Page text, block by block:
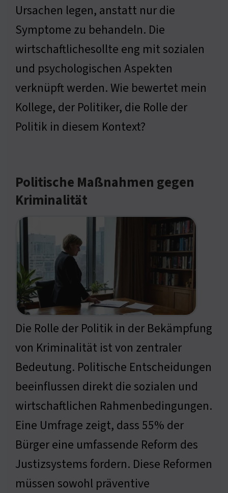
Ursachen legen, anstatt nur die
Symptome zu behandeln. Die
wirtschaftlichesollte eng mit sozialen
und psychologischen Aspekten
verknüpft werden. Wie bewertet mein
Kollege, der Politiker, die Rolle der
Politik in diesem Kontext?
Politische Maßnahmen gegen
Kriminalität
Die Rolle der Politik in der Bekämpfung
von Kriminalität ist von zentraler
Bedeutung. Politische Entscheidungen
beeinflussen direkt die sozialen und
wirtschaftlichen Rahmenbedingungen.
Eine Umfrage zeigt, dass 55% der
Bürger eine umfassende Reform des
Justizsystems fordern. Diese Reformen
müssen sowohl präventive